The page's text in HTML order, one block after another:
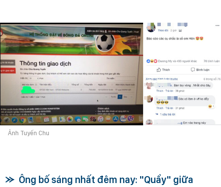
Ảnh Tuyến Chu
Ông bố sáng nhất đêm nay: "Quẩy" giữa